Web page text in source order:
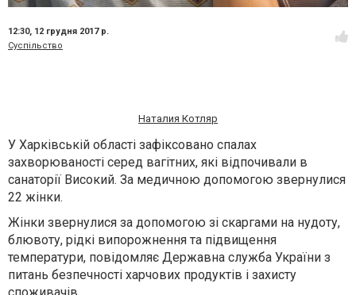
12:30, 12 грудня 2017 р.
Суспільство
Наталия Котляр
У Харківській області зафіксовано спалах
захворюваності серед вагітних, які відпочивали в
санаторії Високий. За медичною допомогою звернулися
22 жінки.
Жінки звернулися за допомогою зі скаргами на нудоту,
блювоту, рідкі випорожнення та підвищення
температури, повідомляє Державна служба України з
питань безпечності харчових продуктів і захисту